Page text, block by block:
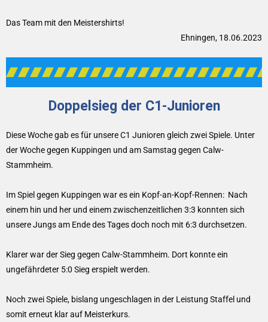
Das Team mit den Meistershirts!
Ehningen, 18.06.2023
Doppelsieg der C1-Junioren
Diese Woche gab es für unsere C1 Junioren gleich zwei Spiele. Unter
der Woche gegen Kuppingen und am Samstag gegen Calw-
Stammheim.
Im Spiel gegen Kuppingen war es ein Kopf-an-Kopf-Rennen: Nach
einem hin und her und einem zwischenzeitlichen 3:3 konnten sich
unsere Jungs am Ende des Tages doch noch mit 6:3 durchsetzen.
Klarer war der Sieg gegen Calw-Stammheim. Dort konnte ein
ungefährdeter 5:0 Sieg erspielt werden.
Noch zwei Spiele, bislang ungeschlagen in der Leistung Staffel und
somit erneut klar auf Meisterkurs.